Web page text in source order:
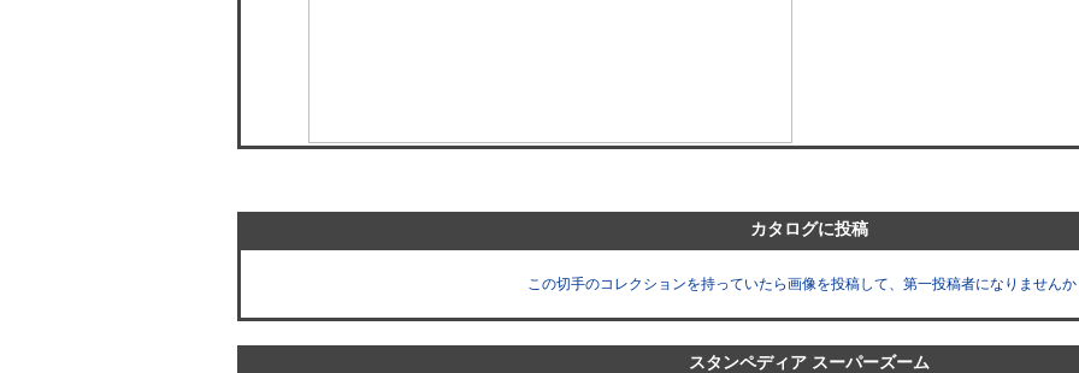
カタログに投稿
この切手のコレクションを持っていたら画像を投稿して、第一投稿者になりません
スタンペディア スーパーズーム